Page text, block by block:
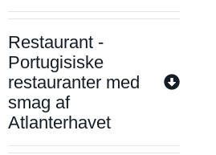
Restaurant -
Portugisiske
restauranter med
smag af
Atlanterhavet